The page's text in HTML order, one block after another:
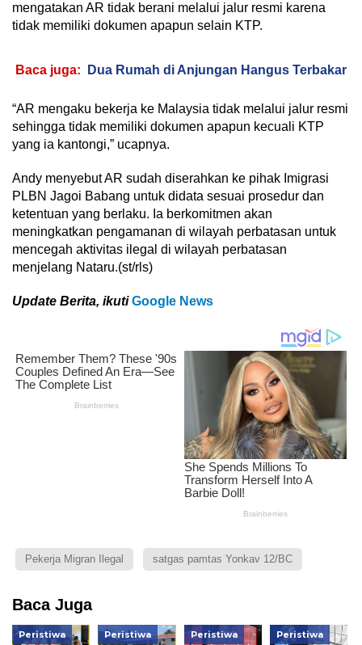
mengatakan AR tidak berani melalui jalur resmi karena
tidak memiliki dokumen apapun selain KTP.
Baca juga: Dua Rumah di Anjungan Hangus Terbakar
“AR mengaku bekerja ke Malaysia tidak melalui jalur resmi
sehingga tidak memiliki dokumen apapun kecuali KTP
yang ia kantongi,” ucapnya.
Andy menyebut AR sudah diserahkan ke pihak Imigrasi
PLBN Jagoi Babang untuk didata sesuai prosedur dan
ketentuan yang berlaku. Ia berkomitmen akan
meningkatkan pengamanan di wilayah perbatasan untuk
mencegah aktivitas ilegal di wilayah perbatasan
menjelang Nataru.(st/rls)
Update Berita, ikutiGoogle News
Pekerja Migran Ilegal satgas pamtas Yonkav 12/BC
Baca Juga
Peristiwa Peristiwa Peristiwa Peristiwa